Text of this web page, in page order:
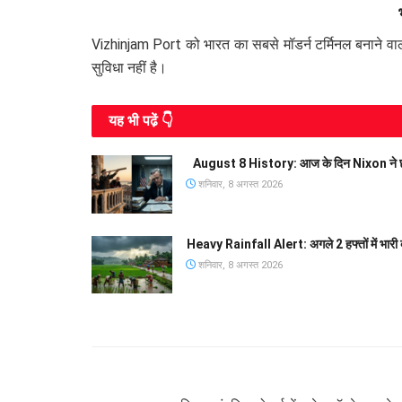
Vizhinjam Port को भारत का सबसे मॉडर्न टर्मिनल बनाने
सुविधा नहीं है।
यह भी पढे़ं 👇
August 8 History: आज के दिन Nixon ने
शनिवार, 8 अगस्त 2026
Heavy Rainfall Alert: अगले 2 हफ्तों में भारी
शनिवार, 8 अगस्त 2026